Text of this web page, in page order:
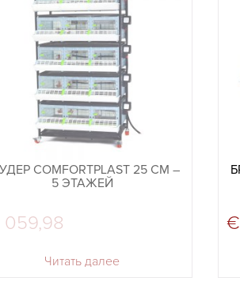
COMFORTPLAST 25 СМ –
5 ЭТАЖЕЙ
059,98
Читать далее
€